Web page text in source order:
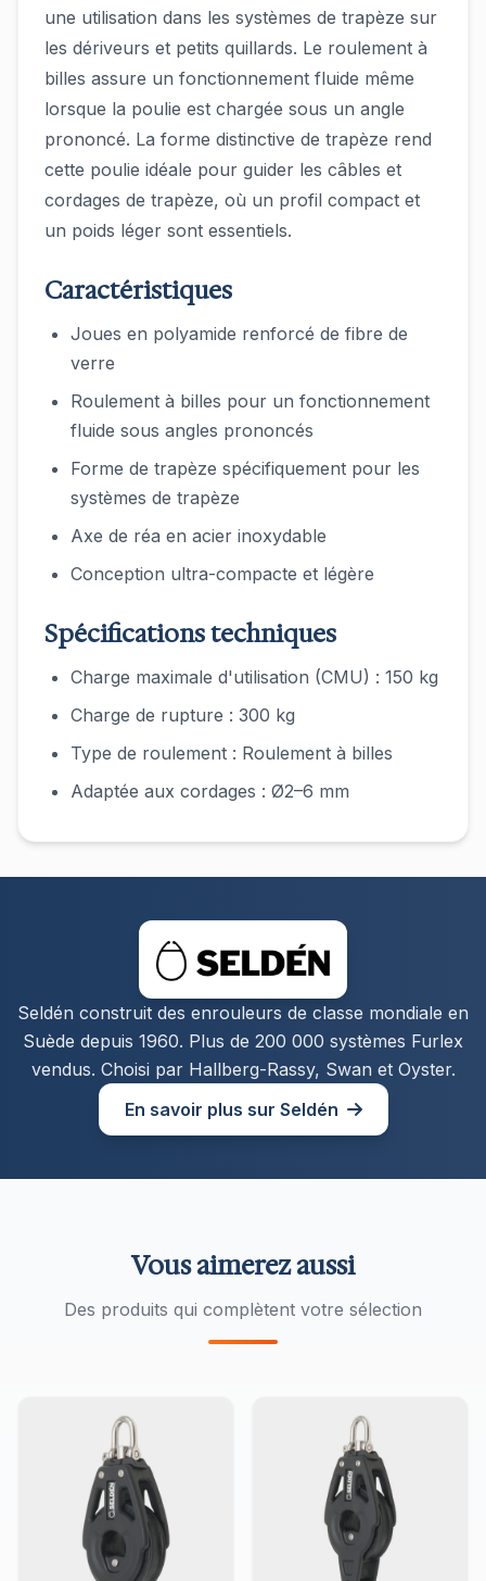
une utilisation dans les systèmes de trapèze sur
les dériveurs et petits quillards. Le roulement à
billes assure un fonctionnement fluide même
lorsque la poulie est chargée sous un angle
prononcé. La forme distinctive de trapèze rend
cette poulie idéale pour guider les câbles et
cordages de trapèze, où un profil compact et
un poids léger sont essentiels.
Caractéristiques
Joues en polyamide renforcé de fibre de
verre
Roulement à billes pour un fonctionnement
fluide sous angles prononcés
Forme de trapèze spécifiquement pour les
systèmes de trapèze
Axe de réa en acier inoxydable
Conception ultra-compacte et légère
Spécifications techniques
Charge maximale d'utilisation (CMU) : 150 kg
Charge de rupture : 300 kg
Type de roulement : Roulement à billes
Adaptée aux cordages : Ø2–6 mm
Seldén construit des enrouleurs de classe mondiale en
Suède depuis 1960. Plus de 200 000 systèmes Furlex
vendus. Choisi par Hallberg-Rassy, Swan et Oyster.
En savoir plus sur Seldén
Vous aimerez aussi
Des produits qui complètent votre sélection